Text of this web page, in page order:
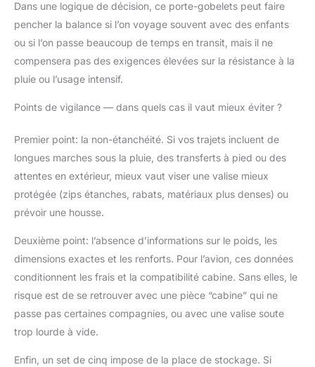
Dans une logique de décision, ce porte-gobelets peut faire
pencher la balance si l’on voyage souvent avec des enfants
ou si l’on passe beaucoup de temps en transit, mais il ne
compensera pas des exigences élevées sur la résistance à la
pluie ou l’usage intensif.
Points de vigilance — dans quels cas il vaut mieux éviter ?
Premier point: la non-étanchéité. Si vos trajets incluent de
longues marches sous la pluie, des transferts à pied ou des
attentes en extérieur, mieux vaut viser une valise mieux
protégée (zips étanches, rabats, matériaux plus denses) ou
prévoir une housse.
Deuxième point: l’absence d’informations sur le poids, les
dimensions exactes et les renforts. Pour l’avion, ces données
conditionnent les frais et la compatibilité cabine. Sans elles, le
risque est de se retrouver avec une pièce “cabine” qui ne
passe pas certaines compagnies, ou avec une valise soute
trop lourde à vide.
Enfin, un set de cinq impose de la place de stockage. Si